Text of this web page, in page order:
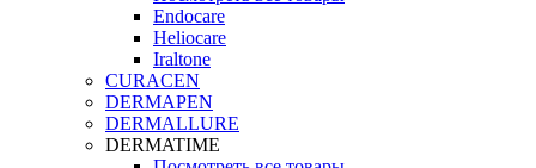
Endocare
Heliocare
Iraltone
CURACEN
DERMAPEN
DERMALLURE
DERMATIME